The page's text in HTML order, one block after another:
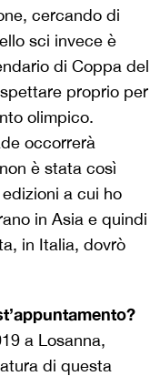
cercando di
sci invece è
di Coppa del
proprio per
olimpico.
occorrerà
è stata così
a cui ho
in Asia e quindi
in Italia, dovrò
a Losanna,
di questa